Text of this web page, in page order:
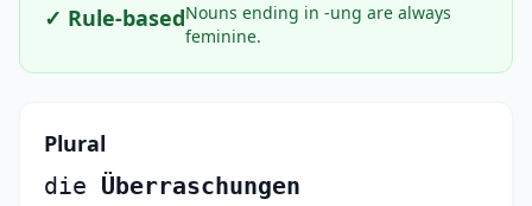
✓ Rule-basedNouns ending in -ung are always
feminine.
Plural
die Überraschungen